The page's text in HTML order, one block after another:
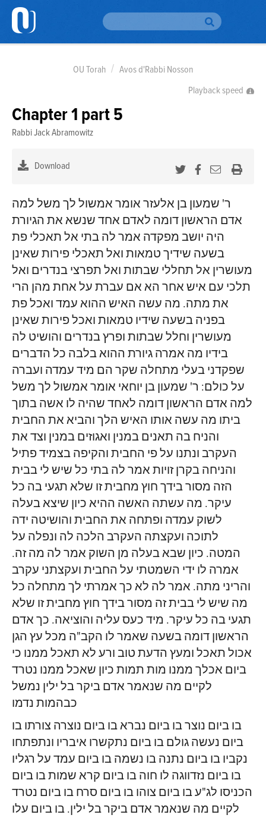
OU Torah
Avos d'Rabbi Nosson
Playback speed
Chapter 1 part 5
Rabbi Jack Abramowitz
Download
ר' שמעון בן אלעזר אומר אמשול לך משל למה
אדם הראשון דומה לאדם אחד שנשא את הגיורת
היה יושב מפקדה אמר לה בתי אל תאכלי פת
בשעה שידיך טמאות ואל תאכלי פירות שאינן
מעושרין אל תחללי שבתות ואל תפרצי בנדרים ואל
תלכי עם איש אחר הא אם עברת על אחת מהן הרי
את מתה. מה עשה האיש ההוא עמד ואכל פת
בפניה בשעה שידיו טמאות ואכל פירות שאינן
מעושרין וחלל שבתות ופרץ בנדרים והושיט לה
בידיו מה אמרה גיורת ההוא בלבה כל הדברים
שפקדני בעלי מתחלה שקר הם מיד עמדה ועברה
על כולם: ר' שמעון בן יוחאי אומר אמשול לך משל
למה אדם הראשון דומה לאחד שהיה לו אשה בתוך
ביתו מה עשה אותו האיש הלך והביא את החבית
והניח בה תאנים במנין ואגוזים במנין וצד את
העקרב ונתנו על פי החבית והקיפה בצמיד פתיל
והניחה בקרן זויות אמר לה בתי כל שיש לי בבית
הזה מסור בידך חוץ מחבית זו שלא תגעי בה כל
עיקר. מה עשתה האשה ההיא כיון שיצא בעלה
לשוק עמדה ופתחה את החבית והושיטה ידה
לתוכה ועקצתה העקרב הלכה לה ונפלה על
המטה. כיון שבא בעלה מן השוק אמר לה מה זה.
אמרה לו ידי השמטתי על החבית ועקצתני עקרב
והריני מתה. אמר לה לא כך אמרתי לך מתחלה כל
מה שיש לי בבית זה מסור בידך חוץ מחבית זו שלא
תגעי בה כל עיקר. מיד כעס עליה והוציאה. כך אדם
הראשון דומה בשעה שאמר לו הקב"ה מכל עץ הגן
אכול תאכל ומעץ הדעת טוב ורע לא תאכל ממנו כי
ביום אכלך ממנו מות תמות כיון שאכל ממנו נטרד
לקיים מה שנאמר אדם ביקר בל ילין נמשל
כבהמות נדמו
בו ביום נוצר בו ביום נברא בו ביום נוצרה צורתו בו
ביום נעשה גולם בו ביום נתקשרו איבריו ונתפתחו
נקביו בו ביום נתנה בו נשמה בו ביום עמד על רגליו
בו ביום נזדווגה לו חוה בו ביום קרא שמות בו ביום
הכניסו לג"ע בו ביום צוהו בו ביום סרח בו ביום נטרד
לקיים מה שנאמר אדם ביקר בל ילין. בו ביום עלו